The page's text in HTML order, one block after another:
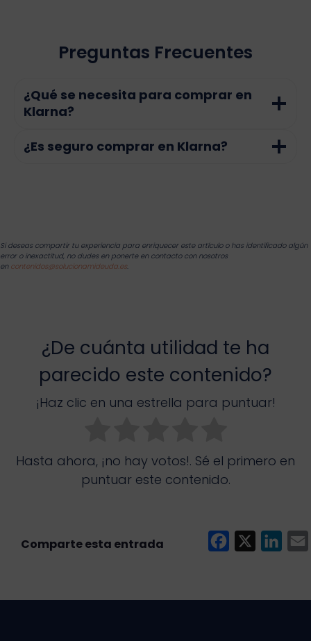
Preguntas Frecuentes
¿Qué se necesita para comprar en
Klarna?
¿Es seguro comprar en Klarna?
Si deseas compartir tu experiencia para enriquecer este artículo o has identificado algún
error o inexactitud, no dudes en ponerte en contacto con nosotros
en contenidos@solucionamideuda.es.
¿De cuánta utilidad te ha
parecido este contenido?
¡Haz clic en una estrella para puntuar!
Hasta ahora, ¡no hay votos!. Sé el primero en
puntuar este contenido.
e
k
i